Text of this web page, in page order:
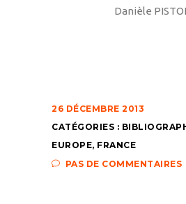
Danièle
26 DÉCEMBRE 2013
CATÉGORIES :
EUROPE, FRANCE
PAS DE COMMENTAIRES